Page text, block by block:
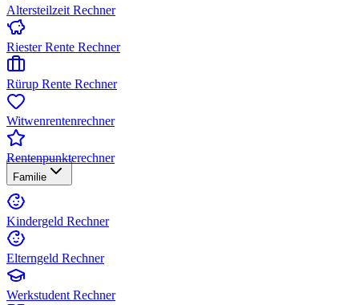
Altersteilzeit Rechner
Riester Rente Rechner
Rürup Rente Rechner
Witwenrentenrechner
Rentenpunkterechner
Familie
Kindergeld Rechner
Elterngeld Rechner
Werkstudent Rechner